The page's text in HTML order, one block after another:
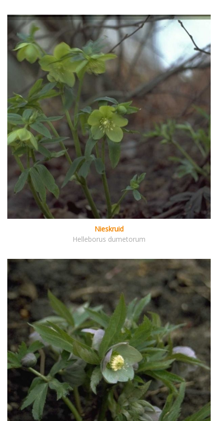
Nieskruid
Helleborus dumetorum